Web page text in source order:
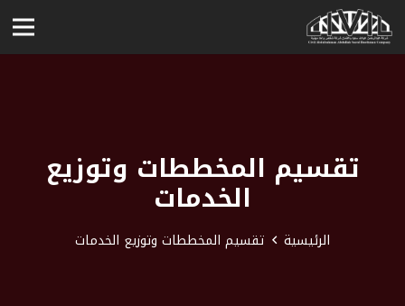
تقسيم المخططات وتوزيع
الخدمات
الرئيسية تقسيم المخططات وتوزيع الخدمات